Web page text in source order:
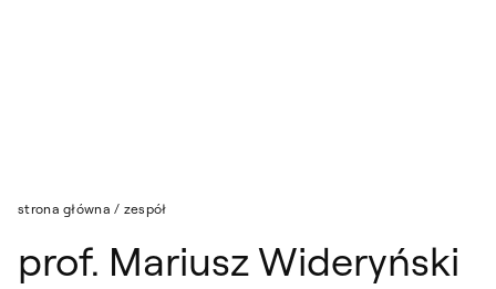
strona główna / zespół
prof. Mariusz Wideryński